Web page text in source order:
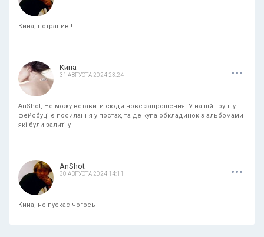
Кина, потрапив.!
Кина
31 АВГУСТА 2024 23:24 ...
AnShot, Не можу вставити сюди нове запрошення. У нашій групі у
фейсбуці є посилання у постах, та де купа обкладинок з альбомами
які були залиті у
AnShot
30 АВГУСТА 2024 14:11 ...
Кина, не пускає чогось